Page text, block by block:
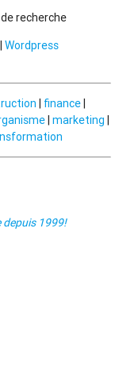
de recherche
| Wordpress
| finance|
| marketing |
depuis 1999!